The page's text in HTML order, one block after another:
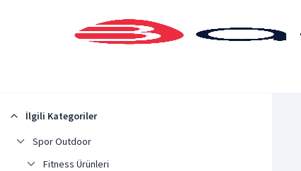
İlgili Kategoriler
Spor Outdoor
Fitness Ürünleri